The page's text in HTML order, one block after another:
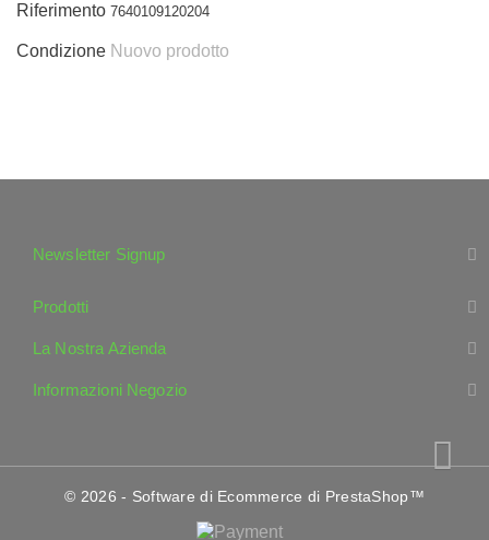
Riferimento 7640109120204
Condizione Nuovo prodotto
Newsletter Signup
Prodotti
La Nostra Azienda
Informazioni Negozio
© 2026 - Software di Ecommerce di PrestaShop™